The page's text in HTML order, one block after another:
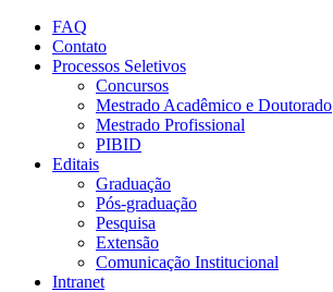
Conteúdo principal
FAQ
Contato
Processos Seletivos
Concursos
Mestrado Acadêmico e Doutorado
Mestrado Profissional
PIBID
Editais
Graduação
Pós-graduação
Pesquisa
Extensão
Comunicação Institucional
Intranet